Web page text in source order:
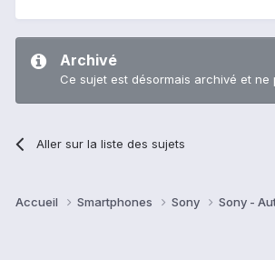
Archivé
Ce sujet est désormais archivé et
Aller sur la liste des sujets
Accueil Smartphones Sony Sony -